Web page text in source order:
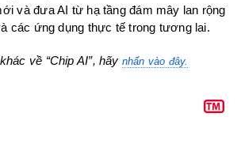
và đưa AI từ hạ tầng đám mây lan rộng
các ứng dụng thực tế trong tương lai.
về “Chip AI”, hãy nhấn vào đây.